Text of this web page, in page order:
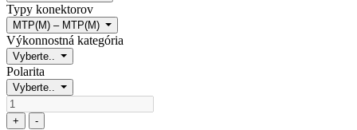
Typy konektorov
MTP(M) – MTP(M)
Výkonnostná kategória
Vyberte..
Polarita
Vyberte..
+ -